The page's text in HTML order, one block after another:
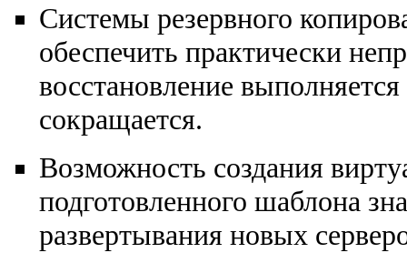
Системы резервного
обеспечить практически
восстановление
сокращается.
Возможность создания
подготовленного шаблона
развертывания новых